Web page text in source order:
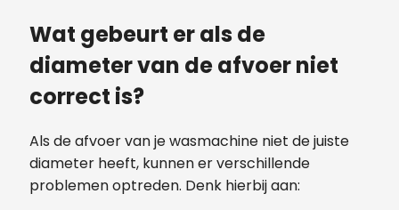
Wat gebeurt er als de
diameter van de afvoer niet
correct is?
Als de afvoer van je wasmachine niet de juiste
diameter heeft, kunnen er verschillende
problemen optreden. Denk hierbij aan: